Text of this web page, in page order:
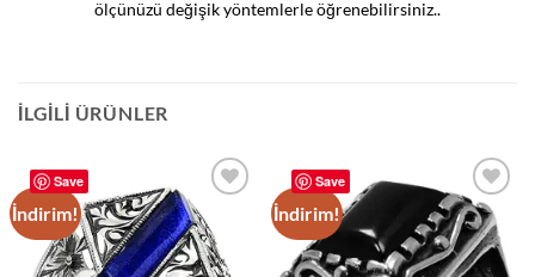
ölçünüzü değişik yöntemlerle öğrenebilirsiniz..
İLGILI ÜRÜNLER
Save
İndirim!
Add to
wishlist
Save
İndirim!
Add to
wishlist